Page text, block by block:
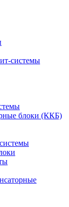
системы
блоки (ККБ)